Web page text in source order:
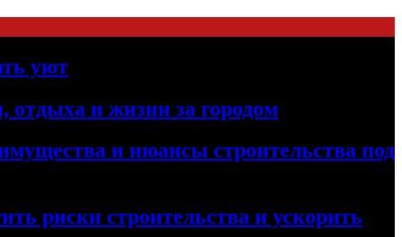
уют
отдыха и жизни за городом
и нюансы строительства под
риски строительства и ускорить